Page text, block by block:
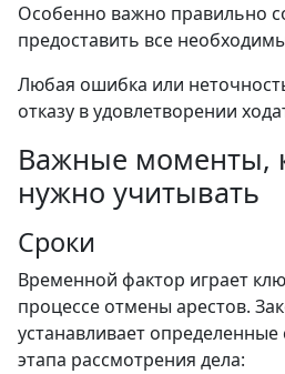
Особенно важно правильно
предоставить все
Любая ошибка или
отказу в удовлетворении
Важные моменты,
нужно учитывать
Сроки
Временной фактор играет
процессе отмены арестов.
устанавливает определенные
этапа рассмотрения дела: